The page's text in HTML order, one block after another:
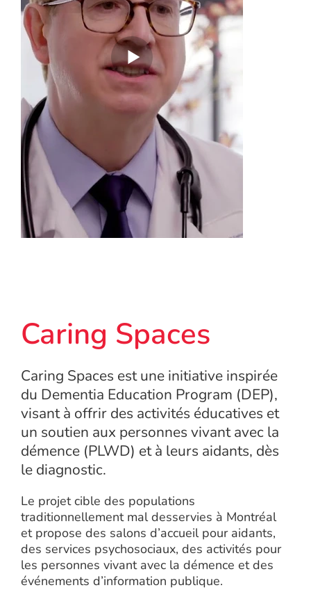
Caring Spaces
Caring Spaces est une initiative inspirée
du Dementia Education Program (DEP),
visant à offrir des activités éducatives et
un soutien aux personnes vivant avec la
démence (PLWD) et à leurs aidants, dès
le diagnostic.
Le projet cible des populations
traditionnellement mal desservies à Montréal
et propose des salons d’accueil pour aidants,
des services psychosociaux, des activités pour
les personnes vivant avec la démence et des
événements d’information publique.